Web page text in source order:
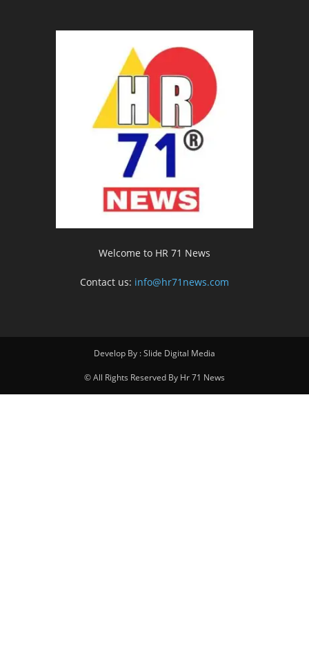
Welcome to HR 71 News
Contact us: info@hr71news.com
Develop By : Slide Digital Media
© All Rights Reserved By Hr 71 News